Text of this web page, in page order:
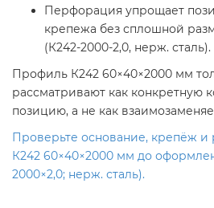
Перфорация упрощает
крепежа без сплошной
(К242-2000-2,0, нерж. сталь).
Профиль К242 60×40×2000 мм
рассматривают как конкретную
позицию, а не как
Проверьте основание, крепёж и
К242 60×40×2000 мм до
2000×2,0; нерж. сталь).